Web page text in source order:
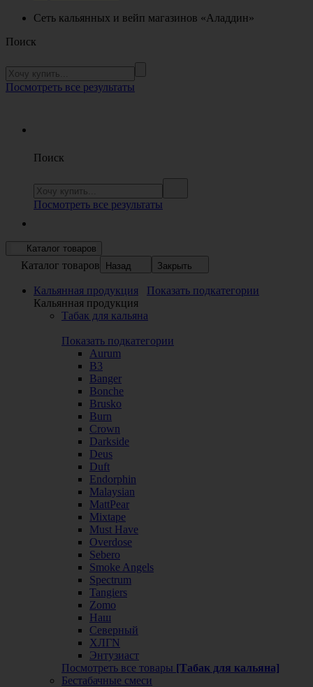
Сеть кальянных и вейп магазинов «Аладдин»
Поиск
Посмотреть все результаты
Поиск
Посмотреть все результаты
Каталог товаров
Каталог товаров Назад Закрыть
Кальянная продукция
Показать подкатегории
Кальянная продукция
Табак для кальяна
Показать подкатегории
Aurum
B3
Banger
Bonche
Brusko
Burn
Crown
Darkside
Deus
Duft
Endorphin
Malaysian
MattPear
Mixtape
Must Have
Overdose
Sebero
Smoke Angels
Spectrum
Tangiers
Zomo
Наш
Северный
ХЛГN
Энтузиаст
Посмотреть все товары [Табак для кальяна]
Бестабачные смеси